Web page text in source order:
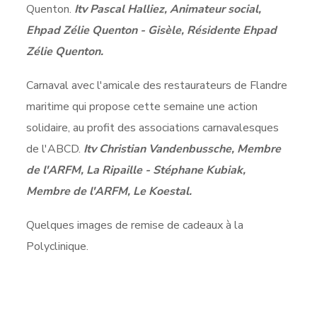
Quenton. Itv Pascal Halliez, Animateur social,
Ehpad Zélie Quenton - Gisèle, Résidente Ehpad
Zélie Quenton.
Carnaval avec l'amicale des restaurateurs de Flandre
maritime qui propose cette semaine une action
solidaire, au profit des associations carnavalesques
de l'ABCD. Itv Christian Vandenbussche, Membre
de l'ARFM, La Ripaille - Stéphane Kubiak,
Membre de l'ARFM, Le Koestal.
Quelques images de remise de cadeaux à la
Polyclinique.